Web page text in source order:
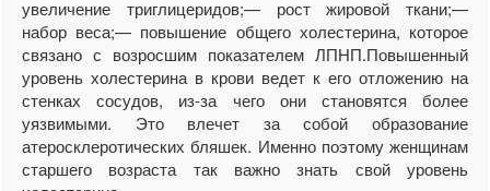
увеличение триглицеридов;— рост жировой ткани;—
набор веса;— повышение общего холестерина, которое
связано с возросшим показателем ЛПНП.Повышенный
уровень холестерина в крови ведет к его отложению на
стенках сосудов, из-за чего они становятся более
уязвимыми. Это влечет за собой образование
атеросклеротических бляшек. Именно поэтому женщинам
старшего возраста так важно знать свой уровень